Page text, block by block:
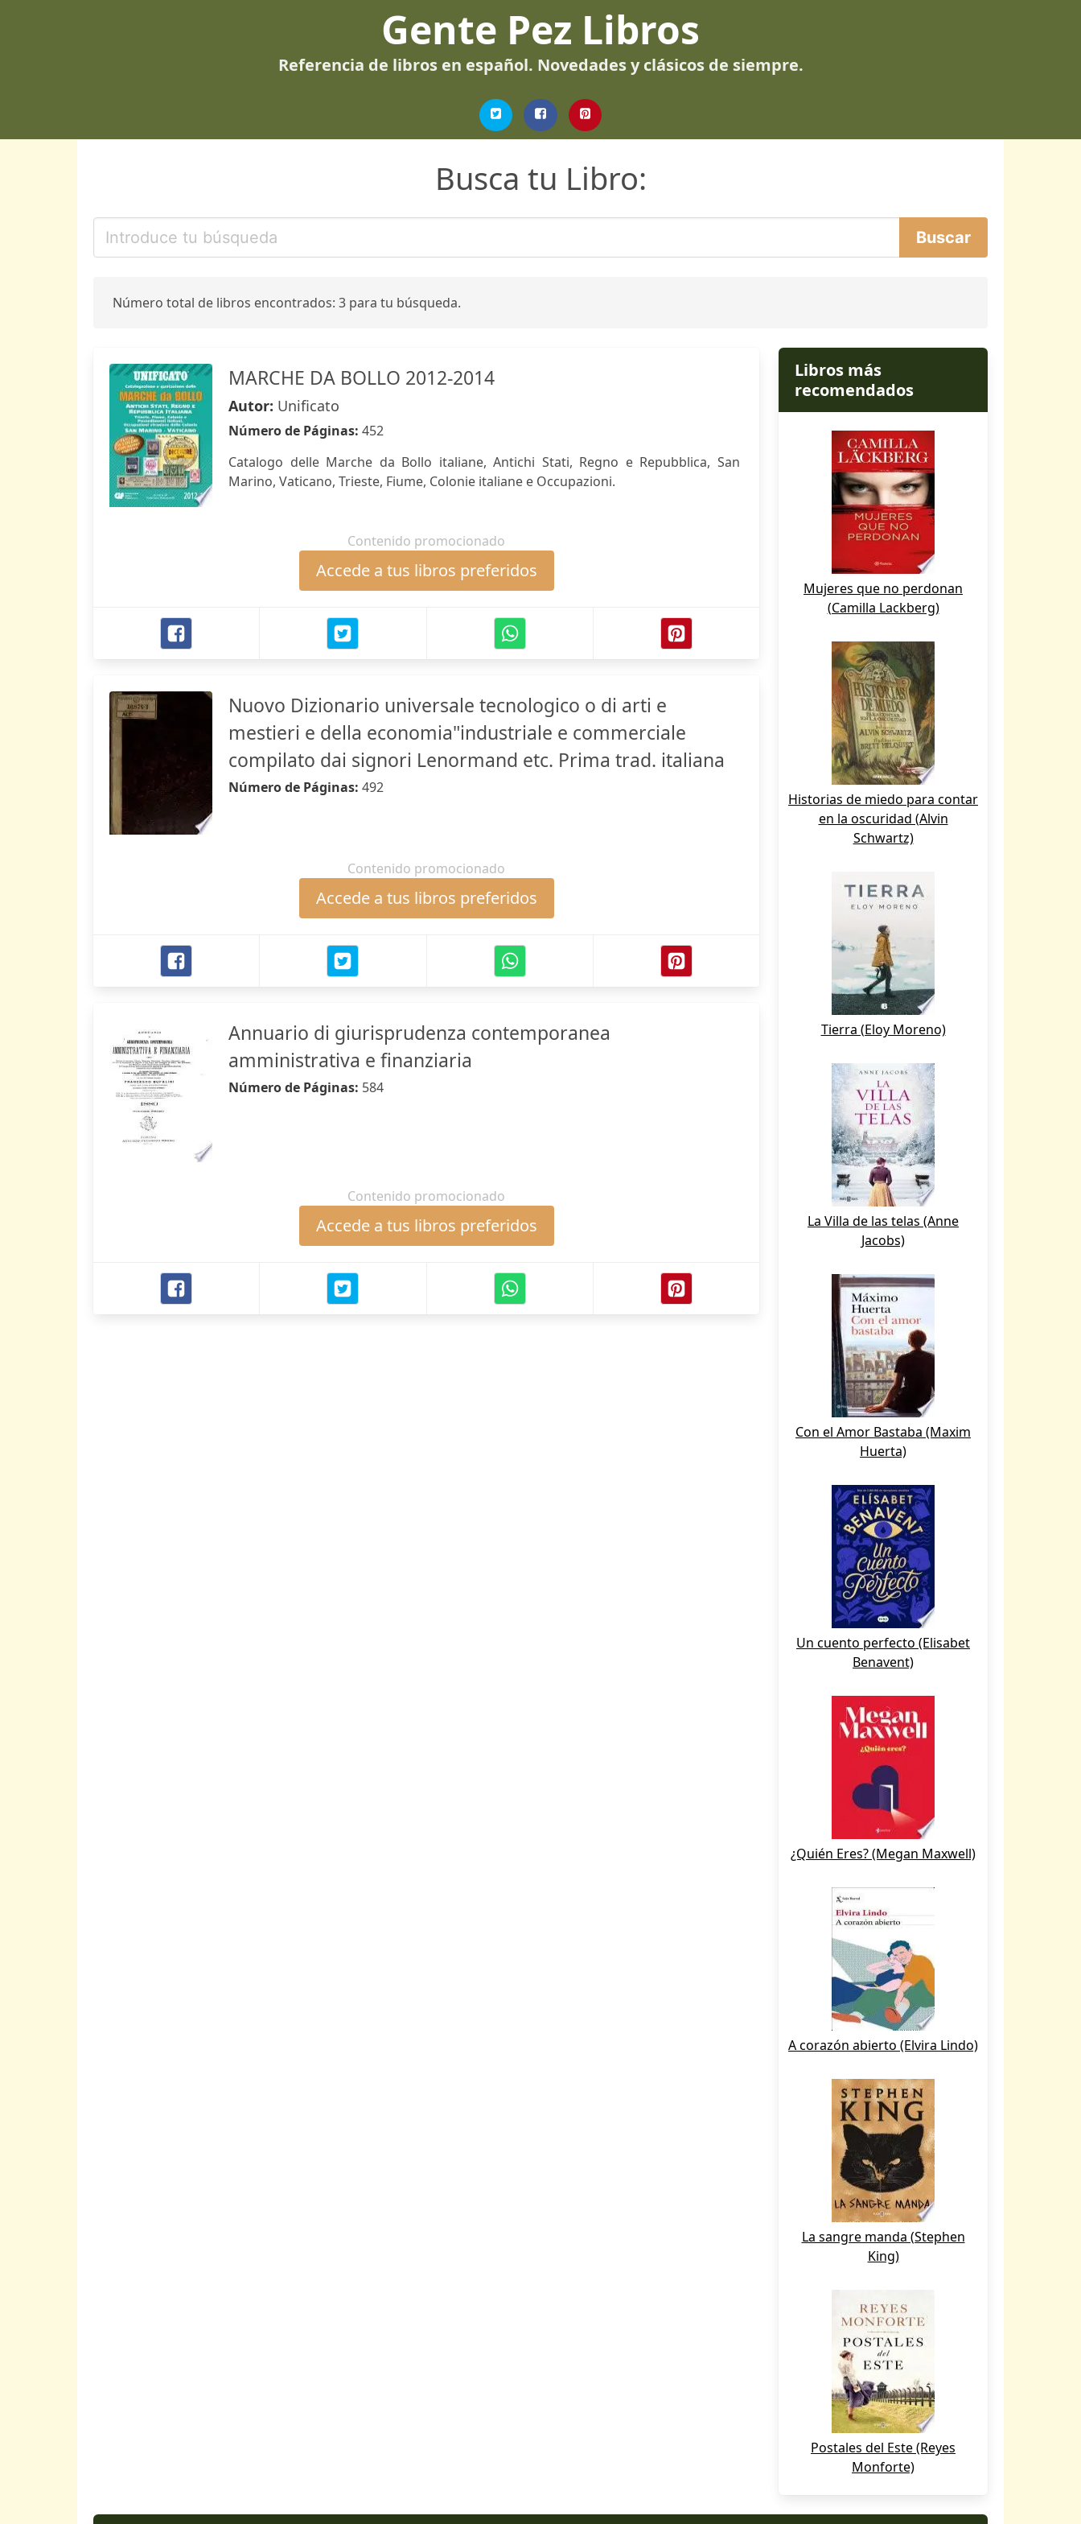
Gente Pez Libros
Referencia de libros en español. Novedades y clásicos de siempre.
Busca tu Libro:
Número total de libros encontrados: 3 para tu búsqueda.
MARCHE DA BOLLO 2012-2014
Autor: Unificato
Número de Páginas: 452
Catalogo delle Marche da Bollo italiane, Antichi Stati, Regno e Repubblica, San
Marino, Vaticano, Trieste, Fiume, Colonie italiane e Occupazioni.
Contenido promocionado
Accede a tus libros preferidos
Nuovo Dizionario universale tecnologico o di arti e
mestieri e della economia"industriale e commerciale
compilato dai signori Lenormand etc. Prima trad. italiana
Número de Páginas: 492
Contenido promocionado
Accede a tus libros preferidos
Annuario di giurisprudenza contemporanea
amministrativa e finanziaria
Número de Páginas: 584
Contenido promocionado
Accede a tus libros preferidos
Libros más
recomendados
Mujeres que no perdonan
(Camilla Lackberg)
Historias de miedo para contar
en la oscuridad (Alvin
Schwartz)
Tierra (Eloy Moreno)
La Villa de las telas (Anne
Jacobs)
Con el Amor Bastaba (Maxim
Huerta)
Un cuento perfecto (Elisabet
Benavent)
¿Quién Eres? (Megan Maxwell)
A corazón abierto (Elvira Lindo)
La sangre manda (Stephen
King)
Postales del Este (Reyes
Monforte)